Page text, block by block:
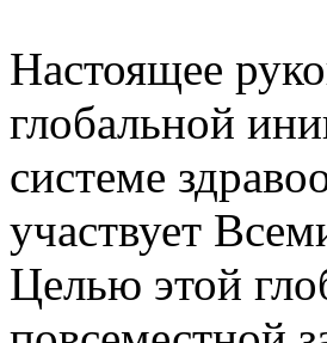
Настоящее
глобальной
системе
участвует
Целью этой